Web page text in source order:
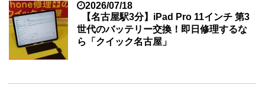
2026/07/18
【名古屋駅3分】iPad Pro 11インチ 第3
世代のバッテリー交換！即日修理するな
ら「クイック名古屋」